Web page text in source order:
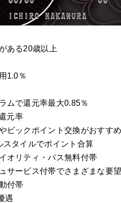
ある20歳以上
1.0％
ムで還元率最大0.85％
元率
ビックポイント交換がおすすめ
スタイルでポイント合算
オリティ・パス無料付帯
サービス付帯でさまざまな要
付帯
遇